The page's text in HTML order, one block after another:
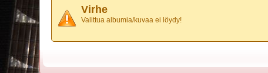
Virhe
Valittua albumia/kuvaa ei löydy!